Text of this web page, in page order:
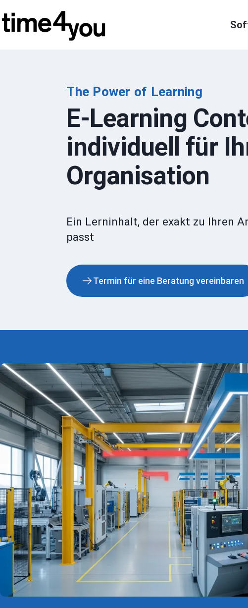
Inhalt
springen
The Power of Learning
E-Learning
individuell für
Organisation
Ein Lerninhalt, der exakt zu Ihren
passt
Termin für eine Beratung vereinbaren